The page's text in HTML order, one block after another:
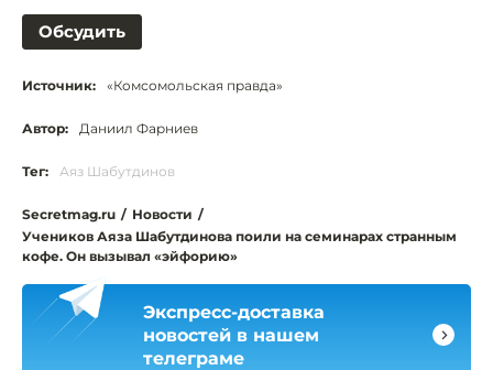
Обсудить
Источник: «Комсомольская правда»
Автор: Даниил Фарниев
Тег: Аяз Шабутдинов
Secretmag.ru / Новости /
Учеников Аяза Шабутдинова поили на семинарах странным
кофе. Он вызывал «эйфорию»
Экспресс-доставка
новостей в нашем
телеграме